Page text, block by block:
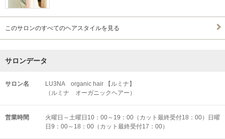
このサロンのすべてのヘアスタイルを見る
サロンデータ
サロン名
LU3NA organic hair 【ルミナ】
（ルミナ オーガニックヘアー）
営業時間
火曜日～土曜日10：00～19：00（カット最終受付18：00）日曜
日9：00～18：00（カット最終受付17：00）